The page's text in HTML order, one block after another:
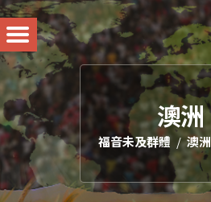
澳洲
福音未及群體 澳洲